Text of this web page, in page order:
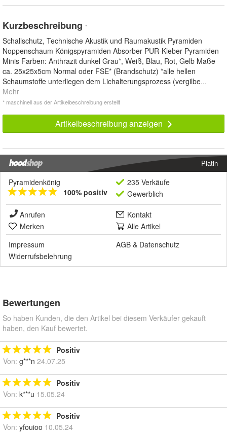
Kurzbeschreibung *
Schallschutz, Technische Akustik und Raumakustik Pyramiden
Noppenschaum Königspyramiden Absorber PUR-Kleber Pyramiden
Minis Farben: Anthrazit dunkel Grau*, Weiß, Blau, Rot, Gelb Maße
ca. 25x25x5cm Normal oder FSE* (Brandschutz) *alle hellen
Schaumstoffe unterliegen dem Lichalterungsprozess (vergilbe...
Mehr
* maschinell aus der Artikelbeschreibung erstellt
Artikelbeschreibung anzeigen
Platin
Pyramidenkönig
100% positiv
235 Verkäufe
Gewerblich
Anrufen
Kontakt
Merken
Alle Artikel
Impressum
AGB & Datenschutz
Widerrufsbelehrung
Bewertungen
So haben Kunden, die den Artikel bei diesem Verkäufer gekauft
haben, den Kauf bewertet.
Positiv
Von: g***n 24.07.25
Positiv
Von: k***u 15.05.24
Positiv
Von: yfouioo 10.05.24